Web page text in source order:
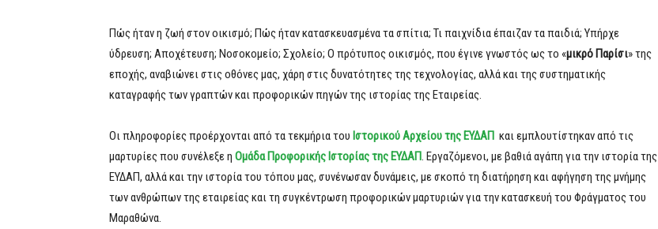
Πώς ήταν η ζωή στον οικισμό; Πώς ήταν κατασκευασμένα τα σπίτια; Τι παιχνίδια έπαιζαν τα παιδιά; Υπήρχε
ύδρευση; Αποχέτευση; Νοσοκομείο; Σχολείο; Ο πρότυπος οικισμός, που έγινε γνωστός ως το «μικρό Παρίσι» της
εποχής, αναβιώνει στις οθόνες μας, χάρη στις δυνατότητες της τεχνολογίας, αλλά και της συστηματικής
καταγραφής των γραπτών και προφορικών πηγών της ιστορίας της Εταιρείας.
Οι πληροφορίες προέρχονται από τα τεκμήρια του Ιστορικού Αρχείου της ΕΥΔΑΠ και εμπλουτίστηκαν από τις
μαρτυρίες που συνέλεξε η Ομάδα Προφορικής Ιστορίας της ΕΥΔΑΠ. Εργαζόμενοι, με βαθιά αγάπη για την ιστορία της
ΕΥΔΑΠ, αλλά και την ιστορία του τόπου μας, συνένωσαν δυνάμεις, με σκοπό τη διατήρηση και αφήγηση της μνήμης
των ανθρώπων της εταιρείας και τη συγκέντρωση προφορικών μαρτυριών για την κατασκευή του Φράγματος του
Μαραθώνα.